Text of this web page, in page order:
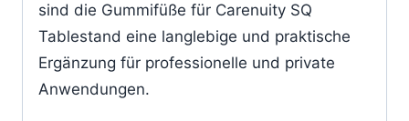
sind die Gummifüße für Carenuity SQ
Tablestand eine langlebige und praktische
Ergänzung für professionelle und private
Anwendungen.